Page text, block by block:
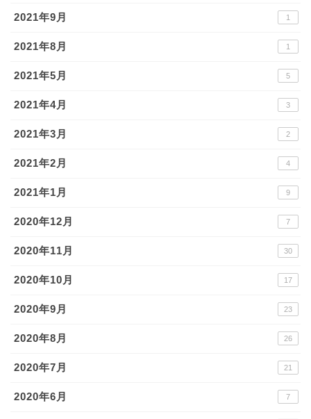
2021年9月 1
2021年8月 1
2021年5月 5
2021年4月 3
2021年3月 2
2021年2月 4
2021年1月 9
2020年12月 7
2020年11月 30
2020年10月 17
2020年9月 23
2020年8月 26
2020年7月 21
2020年6月 7